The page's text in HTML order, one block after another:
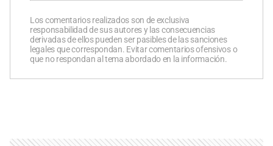
Los comentarios realizados son de exclusiva
responsabilidad de sus autores y las consecuencias
derivadas de ellos pueden ser pasibles de las sanciones
legales que correspondan. Evitar comentarios ofensivos o
que no respondan al tema abordado en la información.